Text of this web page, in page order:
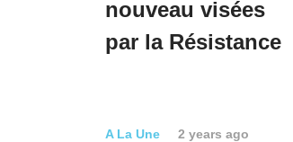
nouveau visées
par la Résistance
A La Une 2 years ago